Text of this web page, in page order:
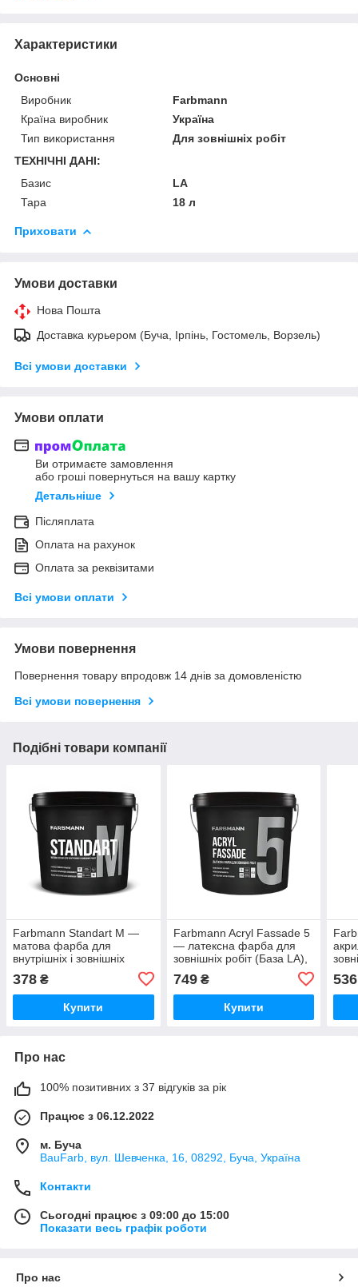
Характеристики
Основні
Виробник
Farbmann
Країна виробник
Україна
Тип використання
Для зовнішніх робіт
ТЕХНІЧНІ ДАНІ:
Базис
LA
Тара
18 л
Приховати
Умови доставки
Нова Пошта
Доставка курьером (Буча, Ірпінь, Гостомель, Ворзель)
Всі умови доставки
Умови оплати
Ви отримаєте замовлення
або гроші повернуться на вашу картку
Детальніше
Післяплата
Оплата на рахунок
Оплата за реквізитами
Всі умови оплати
Умови повернення
Повернення товару впродовж 14 днів за домовленістю
Всі умови повернення
Подібні товари компанії
Farbmann Standart M —
матова фарба для
внутрішніх і зовнішніх
378 ₴
Купити
Farbmann Acryl Fassade 5
— латексна фарба для
зовнішніх робіт (База LA),
749₴
Купити
536
Про нас
100% позитивних з 37 відгуків за рік
Працює з 06.12.2022
м. Буча
BauFarb, вул. Шевченка, 16, 08292, Буча, Україна
Контакти
Сьогодні працює з 09:00 до 15:00
Показати весь графік роботи
Про нас